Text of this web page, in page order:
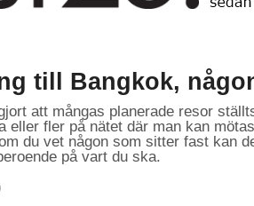
till Bangkok,
att mångas planerade resor
eller fler på nätet där man kan
du vet någon som sitter fast kan
på vart du ska.